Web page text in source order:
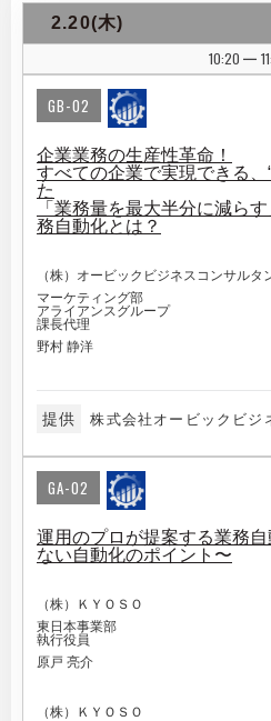
2.20(木)
10:20
|
GB-02
企業業務の生産性革命！
すべての企業で実現できる、
た
「業務量を最大半分に減ら
務自動化とは？
（株）オービックビジネスコンサルタ
マーケティング部
アライアンスグループ
課長代理
野村 静洋
提供 株式会社オービックビジ
GA-02
運用のプロが提案する業務
ない自動化のポイント〜
（株）ＫＹＯＳＯ
東日本事業部
執行役員
原戸 亮介
（株）ＫＹＯＳＯ